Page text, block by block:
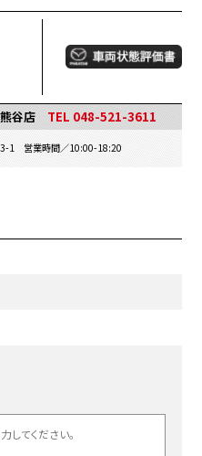
谷店 TEL 048-521-3611
1 営業時間／10:00-18:20